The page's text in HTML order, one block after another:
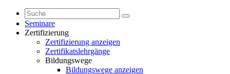
Seminare
Zertifizierung
Zertifizierung anzeigen
Zertifikatslehrgänge
Bildungswege
Bildungswege anzeigen